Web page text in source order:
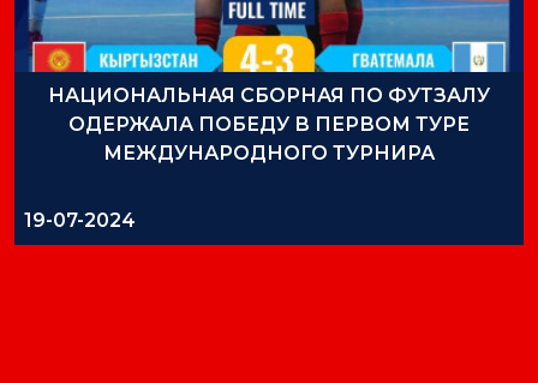
НАЦИОНАЛЬНАЯ СБОРНАЯ ПО ФУТЗАЛУ
ОДЕРЖАЛА ПОБЕДУ В ПЕРВОМ ТУРЕ
МЕЖДУНАРОДНОГО ТУРНИРА
19-07-2024